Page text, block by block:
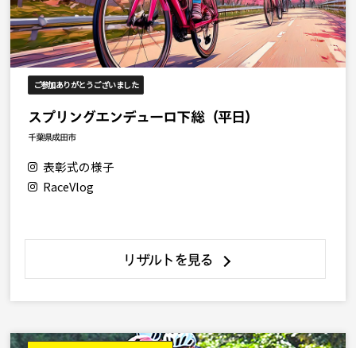
ご参加ありがとうございました
スプリングエンデューロ下総（平日）
千葉県成田市
表彰式の様子
RaceVlog
リザルトを見る